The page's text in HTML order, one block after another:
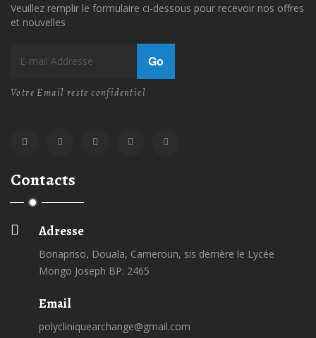
Veuillez remplir le formulaire ci-dessous pour recevoir nos offres
et nouvelles
Go
Votre Email reste confidentiel
Contacts
Adresse
Bonapriso, Douala, Cameroun, sis derrière le Lycée
Mongo Joseph BP: 2465
Email
polycliniquearchange@gmail.com